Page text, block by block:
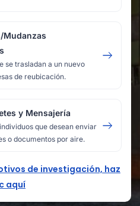
Mudanzas
se trasladan a un nuevo
de reubicación.
y Mensajería
que desean enviar
o documentos por aire.
de investigación, haz
aquí